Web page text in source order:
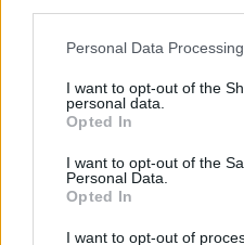
Please note that this website/
not limited to your visit or
grant or deny consent to
use your data for below
consent section.
Personal Data
I want to opt-out of the
personal data.
Opted In
I want to opt-out of the
Personal Data.
Opted In
I want to opt-out of
család fogadta őket örökbe.
tévedését, de csak azután,
„4 hónapig gondoztam és
Emmának hívtam. Pontosan